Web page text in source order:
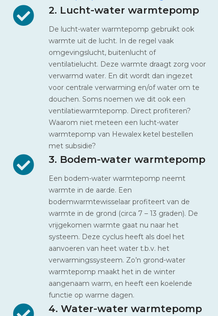
2. Lucht-water warmtepomp
De lucht-water warmtepomp gebruikt ook
warmte uit de lucht. In de regel vaak
omgevingslucht, buitenlucht of
ventilatielucht. Deze warmte draagt zorg voor
verwarmd water. En dit wordt dan ingezet
voor centrale verwarming en/of water om te
douchen. Soms noemen we dit ook een
ventilatiewarmtepomp. Direct profiteren?
Waarom niet meteen een lucht-water
warmtepomp van Hewalex ketel bestellen
met subsidie?
3. Bodem-water warmtepomp
Een bodem-water warmtepomp neemt
warmte in de aarde. Een
bodemwarmtewisselaar profiteert van de
warmte in de grond (circa 7 – 13 graden). De
vrijgekomen warmte gaat nu naar het
systeem. Deze cyclus heeft als doel het
aanvoeren van heet water t.b.v. het
verwarmingssysteem. Zo’n grond-water
warmtepomp maakt het in de winter
aangenaam warm, en heeft een koelende
functie op warme dagen.
4. Water-water warmtepomp